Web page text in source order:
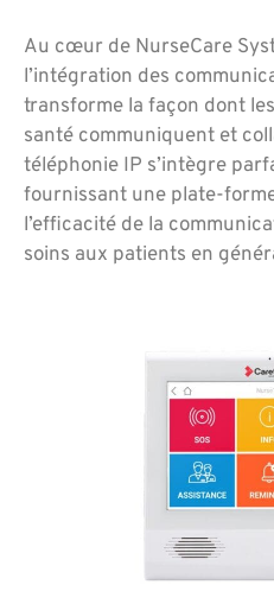
Au cœur de NurseCare
l’intégration des
transforme la façon dont
santé communiquent et
téléphonie IP s’intègre
fournissant une plate-
l’efficacité de la
soins aux patients en